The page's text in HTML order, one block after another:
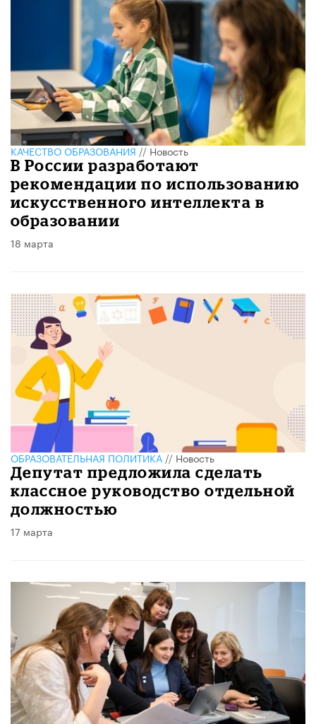
КАЧЕСТВО ОБРАЗОВАНИЯ//Новость
В России разработают
рекомендации по использованию
искусственного интеллекта в
образовании
18 марта
ОБРАЗОВАТЕЛЬНАЯ ПОЛИТИКА//Новость
Депутат предложила сделать
классное руководство отдельной
должностью
17 марта